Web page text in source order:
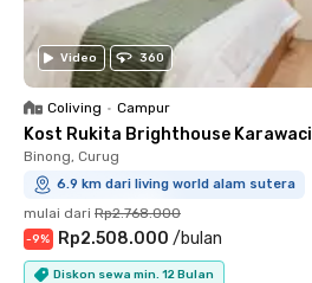
Video 360
Coliving • Campur
Kost Rukita Brighthouse Karawaci
Binong, Curug
6.9 km dari living world alam sutera
mulai dari Rp2.768.000
-9% Rp2.508.000 /bulan
Diskon sewa min. 12 Bulan